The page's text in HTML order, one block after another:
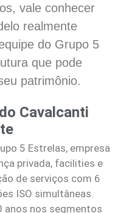
vale conhecer
realmente
do Grupo 5
que pode
patrimônio.
Cavalcanti
5 Estrelas, empresa
privada, facilities e
de serviços com 6
ISO simultâneas.
anos nos segmentos